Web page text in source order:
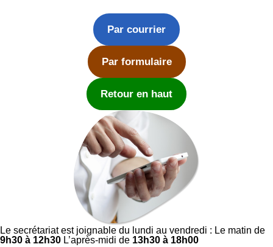
Par courrier
Par formulaire
Retour en haut
Le secrétariat est joignable du lundi au vendredi : Le matin de
9h30 à 12h30 L’après-midi de 13h30 à 18h00